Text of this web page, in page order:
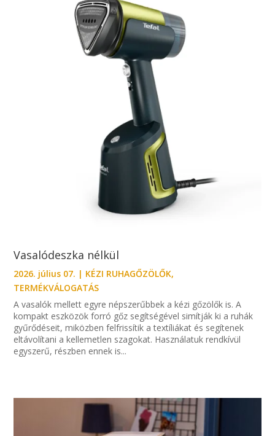
Vasalódeszka nélkül
2026. július 07. | KÉZI RUHAGŐZÖLŐK,
TERMÉKVÁLOGATÁS
A vasalók mellett egyre népszerűbbek a kézi gőzölők is. A
kompakt eszközök forró gőz segítségével simítják ki a ruhák
gyűrődéseit, miközben felfrissítik a textíliákat és segítenek
eltávolítani a kellemetlen szagokat. Használatuk rendkívül
egyszerű, részben ennek is...